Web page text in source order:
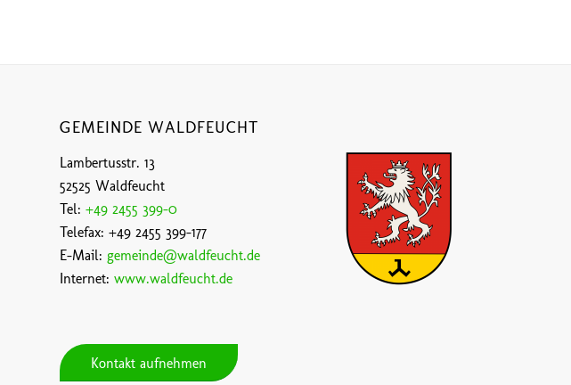
GEMEINDE WALDFEUCHT
Lambertusstr. 13
52525 Waldfeucht
Tel: +49 2455 399-0
Telefax: +49 2455 399-177
E-Mail: gemeinde@waldfeucht.de
Internet: www.waldfeucht.de
Kontakt aufnehmen